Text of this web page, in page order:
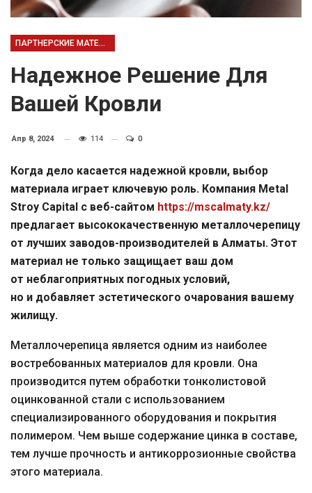
ПАРТНЕРСКИЕ МАТЕРИАЛЫ
Надежное Решение Для
Вашей Кровли
Апр 8, 2024 114 0
Когда дело касается надежной кровли, выбор
материала играет ключевую роль. Компания Metal
Stroy Capital с веб-сайтом https://mscalmaty.kz/
предлагает высококачественную металлочерепицу
от лучших заводов-производителей в Алматы. Этот
материал не только защищает ваш дом
от неблагоприятных погодных условий,
но и добавляет эстетического очарования вашему
жилищу.
Металлочерепица является одним из наиболее
востребованных материалов для кровли. Она
производится путем обработки тонколистовой
оцинкованной стали с использованием
специализированного оборудования и покрытия
полимером. Чем выше содержание цинка в составе,
тем лучше прочность и антикоррозионные свойства
этого материала.